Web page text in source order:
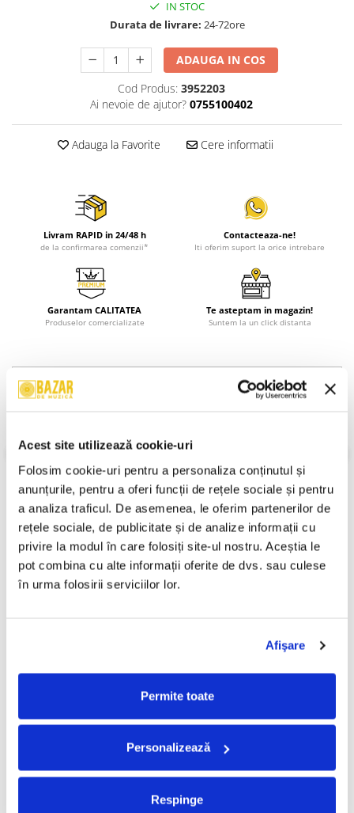
Acest site utilizează cookie-uri
Folosim cookie-uri pentru a personaliza conținutul și
anunțurile, pentru a oferi funcții de rețele sociale și pentru
a analiza traficul. De asemenea, le oferim partenerilor de
rețele sociale, de publicitate și de analize informații cu
privire la modul în care folosiți site-ul nostru. Aceștia le
pot combina cu alte informații oferite de dvs. sau culese
în urma folosirii serviciilor lor.
Afişare
Permite toate
Personalizează
Respinge
IN STOC
Durata de livrare: 24-72ore
ADAUGA IN COS
Cod Produs: 3952203
Ai nevoie de ajutor? 0755100402
Adauga la Favorite Cere informatii
Livram RAPID in 24/48 h
de la confirmarea comenzii*
Contacteaza-ne!
Iti oferim suport la orice intrebare
Garantam CALITATEA
Produselor comercializate
Te asteptam in magazin!
Suntem la un click distanta
Descriere
Stil:Neofolk
Stare Coperta:Near Mint (NM or M-)
Informatii conformitate produs
Review-uri(0)
(CASETA)
ADAUGA IN COS
2, (Casetă Audio)
ADAUGA IN COS